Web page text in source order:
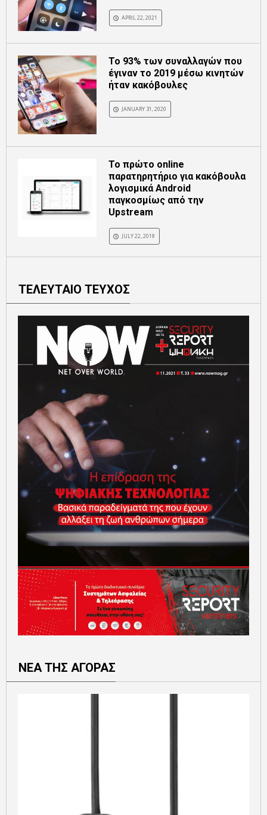
APRIL 22, 2021
Το 93% των συναλλαγών που
έγιναν το 2019 μέσω κινητών
ήταν κακόβουλες
JANUARY 31, 2020
Το πρώτο online
παρατηρητήριο για κακόβουλα
λογισμικά Android
παγκοσμίως από την
Upstream
JULY 22, 2019
ΤΕΛΕΥΤΑΙΟ ΤΕΥΧΟΣ
ΝΕΑ ΤΗΣ ΑΓΟΡΑΣ